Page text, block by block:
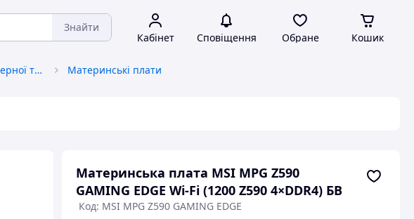
Знайти
Кабінет Сповіщення Обране Кошик
Комплектуючі для комп'ютерної техніки Материнські плати
Материнська плата MSI MPG Z590
GAMING EDGE Wi-Fi (1200 Z590 4×DDR4) БВ
Код: MSI MPG Z590 GAMING EDGE